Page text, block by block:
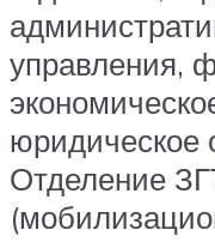
управления,
юридическое
Отделение